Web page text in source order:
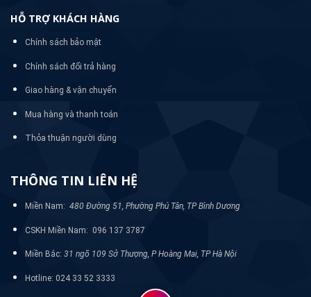
HỖ TRỢ KHÁCH HÀNG
Chính sách bảo mật
Chính sách đổi trả hàng
Giao hàng & vận chuyển
Mua hàng và thanh toán
Thỏa thuận người dùng
THÔNG TIN LIÊN HỆ
Miền Nam: 480 Đường 51, Phường Phú Tân, TP Bình Dương
CSKH Miền Nam: 096 137 3787
Miền Bắc: 31 ngõ 109 Sở Thượng, P Hoàng Mai, TP Hà Nội
Hotline: 024 33 52 3333